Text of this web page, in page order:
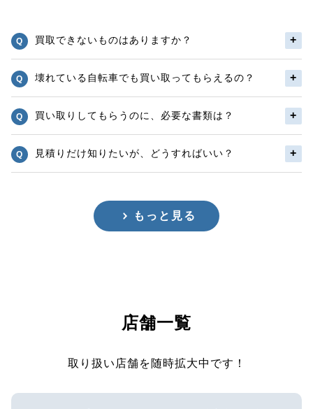
買取できないものはありますか？
壊れている自転車でも買い取ってもらえるの？
買い取りしてもらうのに、必要な書類は？
見積りだけ知りたいが、どうすればいい？
もっと見る
店舗一覧
取り扱い店舗を随時拡大中です！